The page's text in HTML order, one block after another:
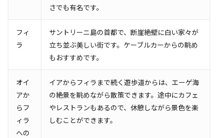
さでも有名です。
フィ
ラ
サントリーニ島の首都で、断崖絶壁に白い家々が
立ち並ぶ美しい街です。ケーブルカーからの眺め
もおすすめです。
オイ
アか
らフ
ィラ
への
イアからフィラまで続く遊歩道からは、エーゲ海
の絶景を眺めながら散策できます。途中にカフェ
やレストランもあるので、休憩しながら景色を楽
しむことができます。